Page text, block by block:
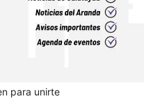
para unirte